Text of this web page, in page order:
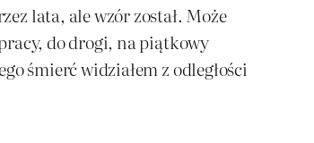
lata, ale wzór został. Może
do drogi, na piątkowy
śmierć widziałem z odległości